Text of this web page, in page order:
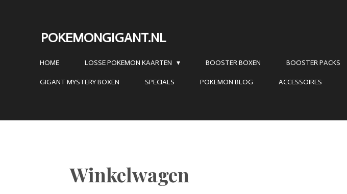
hoofdinhoud
POKEMONGIGANT.NL
HOME LOSSE POKEMON KAARTEN BOOSTER BOXEN BOOSTER PACKS
GIGANT MYSTERY BOXEN SPECIALS POKEMON BLOG ACCESSOIRES
Winkelwagen